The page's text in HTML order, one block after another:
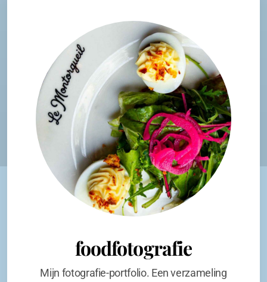
foodfotografie
Mijn fotografie-portfolio. Een verzameling